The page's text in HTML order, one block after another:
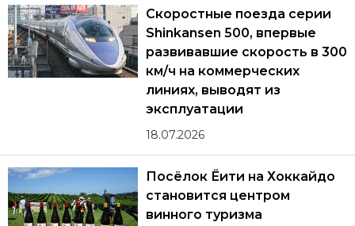
Скоростные поезда серии
Shinkansen 500, впервые
развивавшие скорость в 300
км/ч на коммерческих
линиях, выводят из
эксплуатации
18.07.2026
Посёлок Ёити на Хоккайдо
становится центром
винного туризма